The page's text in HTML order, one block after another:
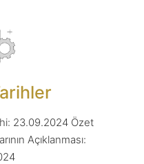
23.09.2024 Özet
Açıklanması: